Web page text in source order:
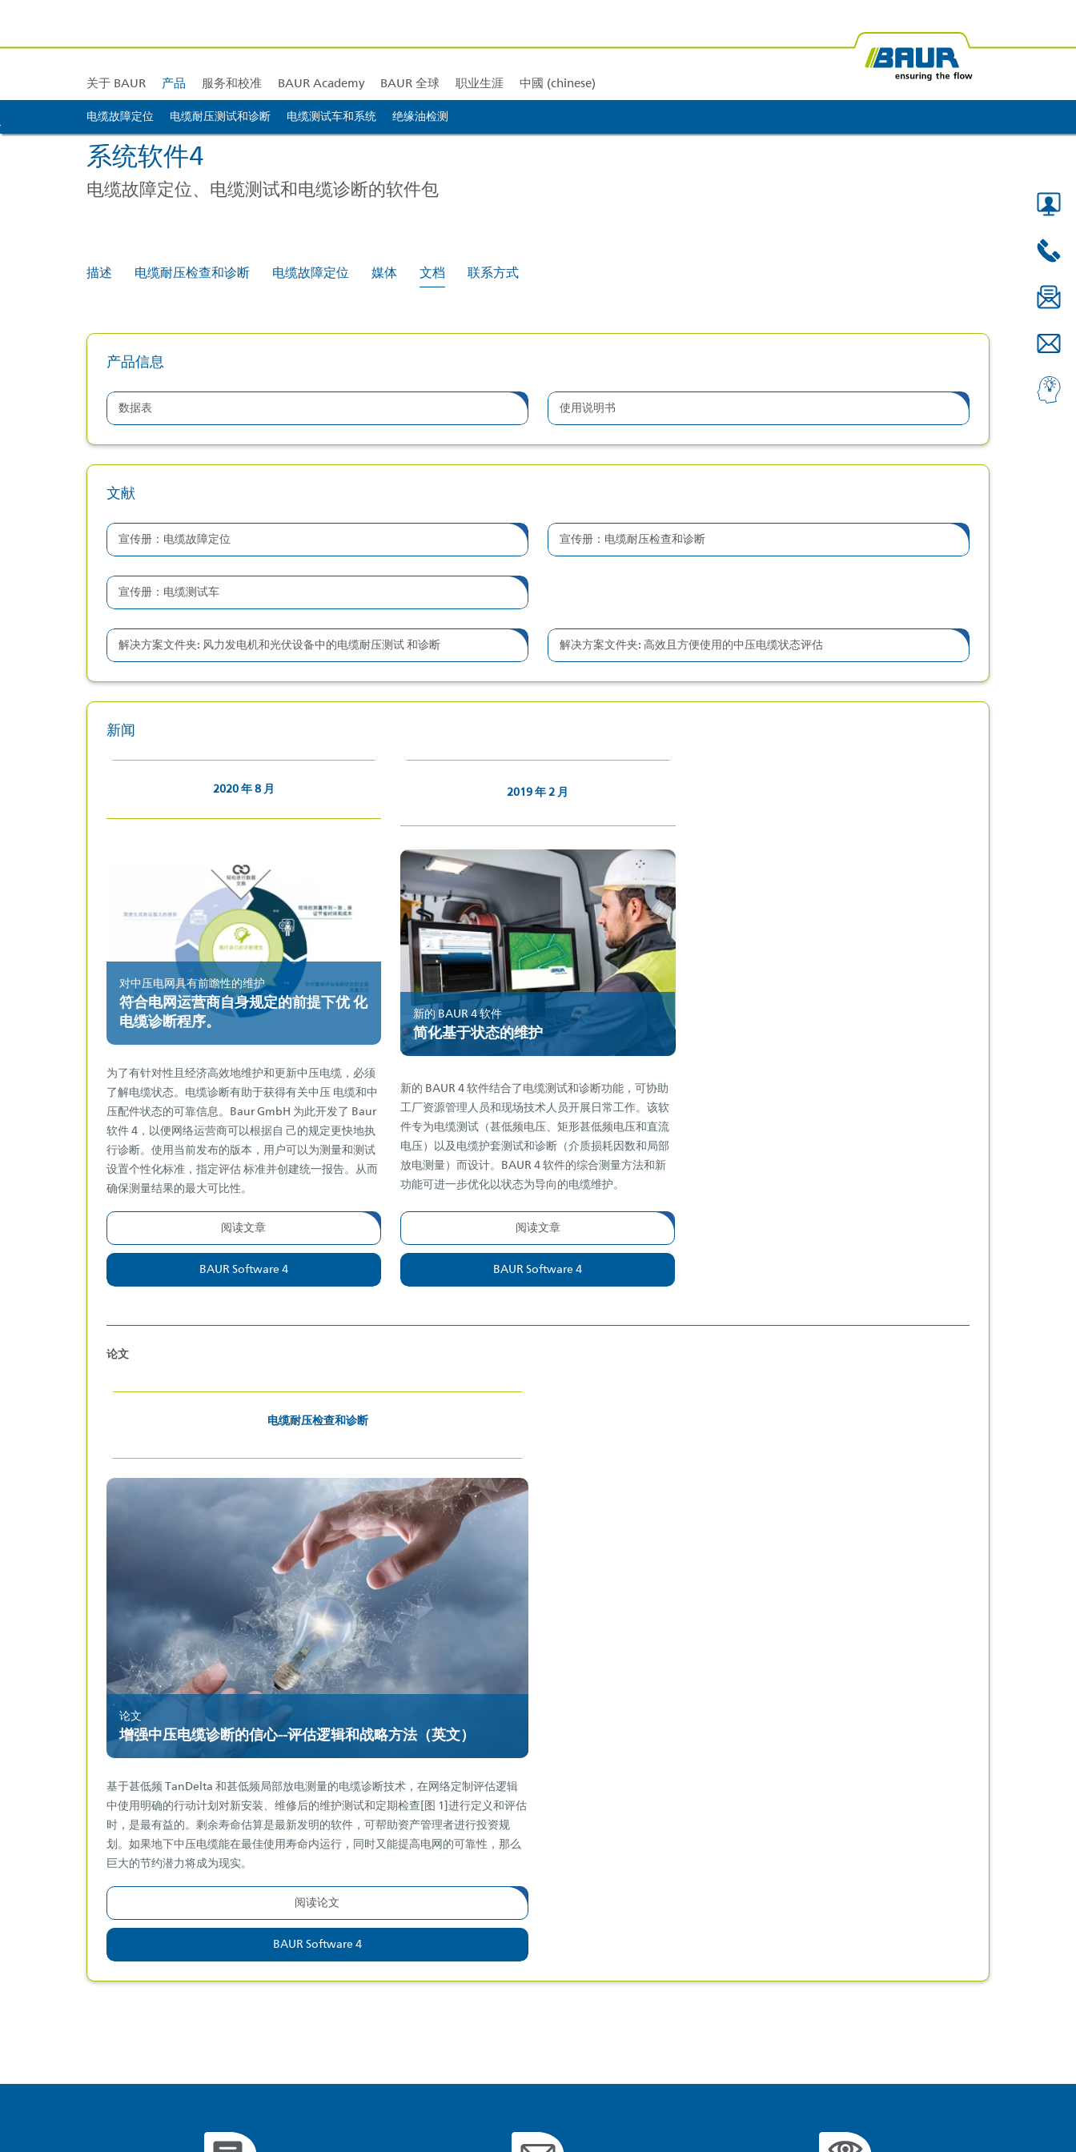
跳转到内容 [AK + 0]
跳转到图标菜单 [AK + 1]
跳转到右侧的小部件菜单 [AK + 2]
跳转到页脚菜单底部（停靠到浏览器... [AK + 3]
跳转到页脚内容 [AK + 4]
关于 BAUR 产品
电缆故障定位 电缆耐压测试和诊断 电缆测试车和系统 绝缘油检测
服务和校准
技术支持 校准和调整 训练 & 培训BAUR Academy BAUR 全球
BAUR 欧洲
BAUR 德国
BAUR 英国
BAUR 亚洲 BAUR 中東 BAUR 北美 BAUR 南美 BAUR 非洲 BAUR 大洋洲
职业生涯 中國 (chinese)
系统软件4
电缆故障定位、电缆测试和电缆诊断的软件包
描述 电缆耐压检查和诊断 电缆故障定位 媒体 文档 联系方式
产品信息
数据表 使用说明书
文献
宣传册：电缆故障定位 宣传册：电缆耐压检查和诊断
宣传册：电缆测试车
解决方案文件夹: 风力发电机和光伏设备中的电缆耐压测试 和诊断 解决方案文件夹: 高效且方便使用的中压电缆状态评估
新闻
2020 年 8 月
对中压电网具有前瞻性的维护
符合电网运营商自身规定的前提下优 化
电缆诊断程序。
为了有针对性且经济高效地维护和更新中压电缆，必须
了解电缆状态。电缆诊断有助于获得有关中压 电缆和中
压配件状态的可靠信息。Baur GmbH 为此开发了 Baur
软件 4，以便网络运营商可以根据自 己的规定更快地执
行诊断。使用当前发布的版本，用户可以为测量和测试
设置个性化标准，指定评估 标准并创建统一报告。从而
确保测量结果的最大可比性。
阅读文章
BAUR Software 4
2019 年 2 月
新的 BAUR 4 软件
简化基于状态的维护
新的 BAUR 4 软件结合了电缆测试和诊断功能，可协助
工厂资源管理人员和现场技术人员开展日常工作。该软
件专为电缆测试（甚低频电压、矩形甚低频电压和直流
电压）以及电缆护套测试和诊断（介质损耗因数和局部
放电测量）而设计。BAUR 4 软件的综合测量方法和新
功能可进一步优化以状态为导向的电缆维护。
阅读文章
BAUR Software 4
论文
电缆耐压检查和诊断
论文
增强中压电缆诊断的信心--评估逻辑和战略方法（英文）
基于甚低频 TanDelta 和甚低频局部放电测量的电缆诊断技术，在网络定制评估逻辑
中使用明确的行动计划对新安装、维修后的维护测试和定期检查[图 1]进行定义和评估
时，是最有益的。剩余寿命估算是最新发明的软件，可帮助资产管理者进行投资规
划。如果地下中压电缆能在最佳使用寿命内运行，同时又能提高电网的可靠性，那么
巨大的节约潜力将成为现实。
阅读论文
BAUR Software 4